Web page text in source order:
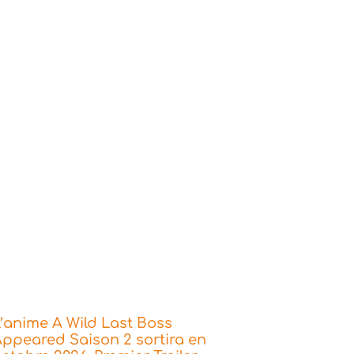
A Wild Last Boss
Saison 2 sortira en